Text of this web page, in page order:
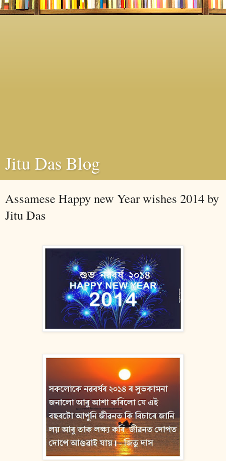
Jitu Das Blog
Assamese Happy new Year wishes 2014 by
Jitu Das